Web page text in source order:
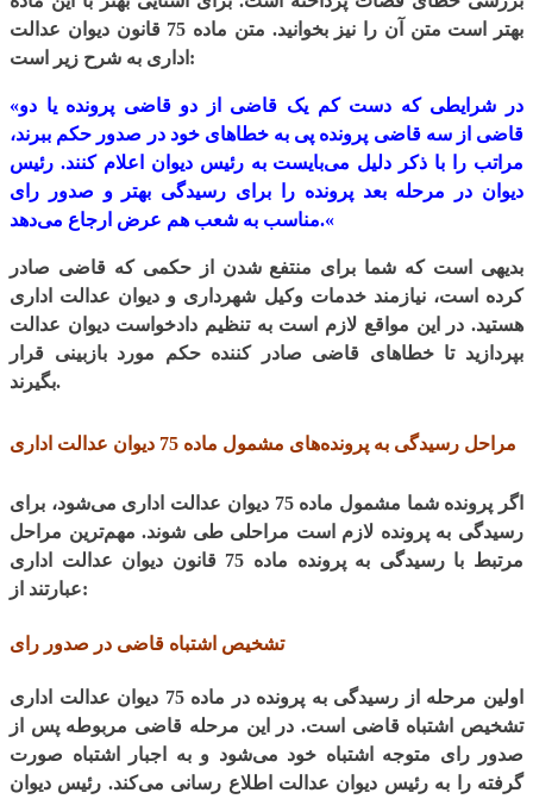
بهتر است متن آن را نیز بخوانید. متن ماده 75 قانون دیوان عدالت
اداری به شرح زیر است:
«در شرایطی که دست کم یک قاضی از دو قاضی پرونده یا دو
قاضی از سه قاضی پرونده پی به خطاهای خود در صدور حکم ببرند،
مراتب را با ذکر دلیل می‌بایست به رئیس دیوان اعلام کنند. رئیس
دیوان در مرحله بعد پرونده را برای رسیدگی بهتر و صدور رای
مناسب به شعب هم عرض ارجاع می‌دهد.«
بدیهی است که شما برای منتفع شدن از حکمی که قاضی صادر
کرده است، نیازمند خدمات وکیل شهرداری و دیوان عدالت اداری
هستید. در این مواقع لازم است به تنظیم دادخواست دیوان عدالت
بپردازید تا خطاهای قاضی صادر کننده حکم مورد بازبینی قرار
بگیرند.
مراحل رسیدگی به پرونده‌های مشمول ماده 75 دیوان عدالت اداری
اگر پرونده شما مشمول ماده 75 دیوان عدالت اداری می‌شود، برای
رسیدگی به پرونده لازم است مراحلی طی شوند. مهم‌ترین مراحل
مرتبط با رسیدگی به پرونده ماده 75 قانون دیوان عدالت اداری
عبارتند از:
تشخیص اشتباه قاضی در صدور رای
اولین مرحله از رسیدگی به پرونده در ماده 75 دیوان عدالت اداری
تشخیص اشتباه قاضی است. در این مرحله قاضی مربوطه پس از
صدور رای متوجه اشتباه خود می‌شود و به اجبار اشتباه صورت
گرفته را به رئیس دیوان عدالت اطلاع رسانی می‌کند. رئیس دیوان